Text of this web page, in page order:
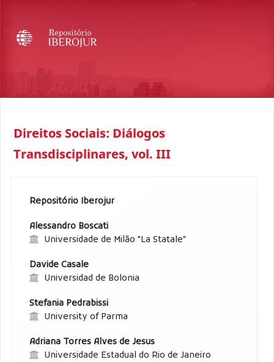
Direitos Sociais: Diálogos
Transdisciplinares, vol. III
Repositório Iberojur
Alessandro Boscati
Universidade de Milão "La Statale"
Davide Casale
Universidad de Bolonia
Stefania Pedrabissi
University of Parma
Adriana Torres Alves de Jesus
Universidade Estadual do Rio de Janeiro